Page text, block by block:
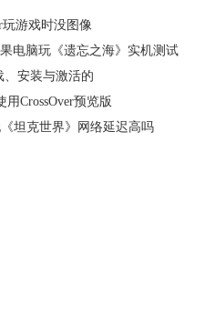
后按住“option”键，点击出现的“资
玩游戏时没图像
电脑玩《遗忘之海》实机测试
、安装与激活的
CrossOver预览版
坦克世界》网络延迟高吗